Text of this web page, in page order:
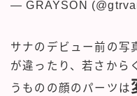
— GRAYSON
サナのデビュー前の写
が違ったり、若さから
うものの顔のパーツは